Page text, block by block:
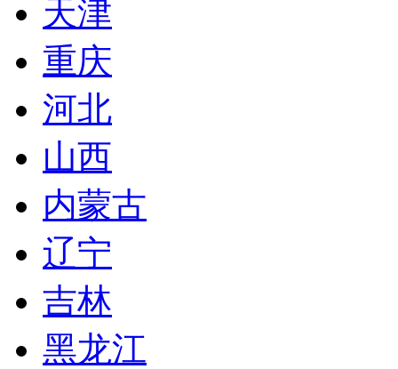
天津
重庆
河北
山西
内蒙古
辽宁
吉林
黑龙江